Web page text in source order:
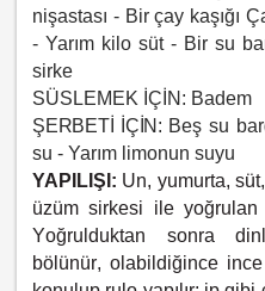
nişastası - Bir çay kaşığı
-Yarım kilo süt - Bir su
sirke
SÜSLEMEK İÇİN: Badem
ŞERBETİ İÇİN: Beş su
su -Yarım limonun suyu
YAPILIŞI: Un, yumurta,
üzüm sirkesi ile yoğrulan
Yoğrulduktan sonra
bölünür, olabildiğince ince